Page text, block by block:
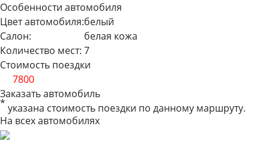
Особенности автомобиля
Цвет автомобиля:белый
Салон:
белая кожа
Количество мест: 7
Стоимость поездки
7800
Заказать автомобиль
* указана стоимость поездки по данному маршруту.
На всех автомобилях